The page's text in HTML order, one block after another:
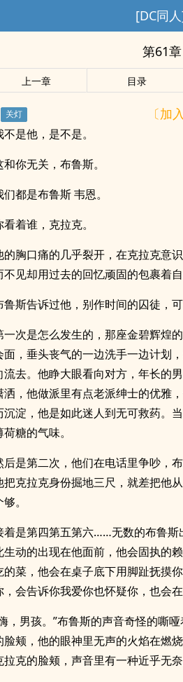
[DC同
第61章
上一章 目录
〔加
不是他，是不是。
和你无关，布鲁斯。
们都是布鲁斯 韦恩。
看着谁，克拉克。
的胸口痛的几乎裂开，在克拉克意
不见却用过去的回忆顽固的包裹着
鲁斯告诉过他，别作时间的囚徒，
一次是怎么发生的，那座金碧辉煌
面，垂头丧气的一边洗手一边计划
流去。他睁大眼看向对方，年长的
洒，他做派里有点老派绅士的优雅
沉淀，他是如此迷人到无可救药。
糖的气味。
后是第二次，他们在电话里争吵，
把克拉克身份掘地三尺，就差把他
。
着是第四第五第六……无数的布鲁斯
生动的出现在他面前，他会固执的
的菜，他会在桌子底下用脚趾抚摸
，会告诉你我爱你也怀疑你，也会
，男孩。”布鲁斯的声音奇怪的嘶
脸颊，他的眼神里无声的火焰在燃
拉克的脸颊，声音里有一种近乎无奈